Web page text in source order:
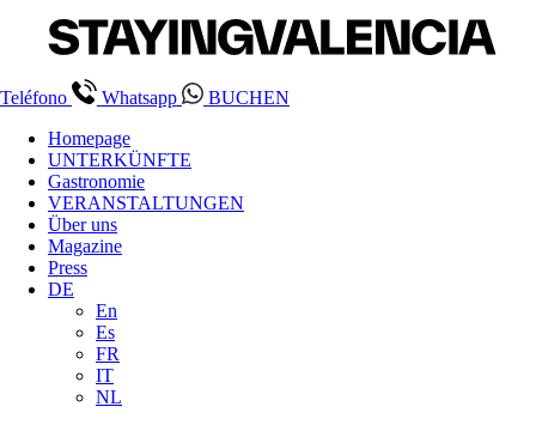
Teléfono Whatsapp
BUCHEN
Homepage
UNTERKÜNFTE
Gastronomie
VERANSTALTUNGEN
Über uns
Magazine
Press
DE
En
Es
FR
IT
NL